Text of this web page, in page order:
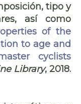
tipo y
así como
of the
to age and
cyclists
Library, 2018.